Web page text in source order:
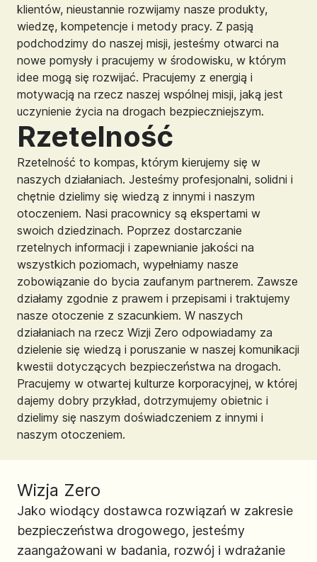
klientów, nieustannie rozwijamy nasze produkty,
wiedzę, kompetencje i metody pracy. Z pasją
podchodzimy do naszej misji, jesteśmy otwarci na
nowe pomysły i pracujemy w środowisku, w którym
idee mogą się rozwijać. Pracujemy z energią i
motywacją na rzecz naszej wspólnej misji, jaką jest
uczynienie życia na drogach bezpieczniejszym.
Rzetelność
Rzetelność to kompas, którym kierujemy się w
naszych działaniach. Jesteśmy profesjonalni, solidni i
chętnie dzielimy się wiedzą z innymi i naszym
otoczeniem. Nasi pracownicy są ekspertami w
swoich dziedzinach. Poprzez dostarczanie
rzetelnych informacji i zapewnianie jakości na
wszystkich poziomach, wypełniamy nasze
zobowiązanie do bycia zaufanym partnerem. Zawsze
działamy zgodnie z prawem i przepisami i traktujemy
nasze otoczenie z szacunkiem. W naszych
działaniach na rzecz Wizji Zero odpowiadamy za
dzielenie się wiedzą i poruszanie w naszej komunikacji
kwestii dotyczących bezpieczeństwa na drogach.
Pracujemy w otwartej kulturze korporacyjnej, w której
dajemy dobry przykład, dotrzymujemy obietnic i
dzielimy się naszym doświadczeniem z innymi i
naszym otoczeniem.
Wizja Zero
Jako wiodący dostawca rozwiązań w zakresie
bezpieczeństwa drogowego, jesteśmy
zaangażowani w badania, rozwój i wdrażanie